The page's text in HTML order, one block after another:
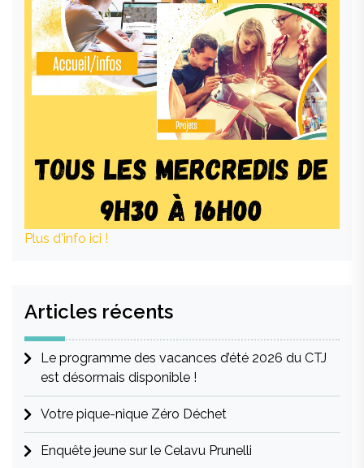
Plus d'info ici !
Articles récents
Le programme des vacances d’été 2026 du CTJ
est désormais disponible !
Votre pique-nique Zéro Déchet
Enquête jeune sur le Celavu Prunelli